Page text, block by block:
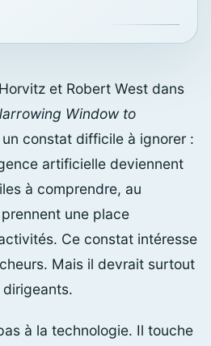
et Robert West dans
Window to
un constat difficile à ignorer :
artificielle deviennent
à comprendre, au
une place
Ce constat intéresse
Mais il devrait surtout
dirigeants.
à la technologie. Il touche